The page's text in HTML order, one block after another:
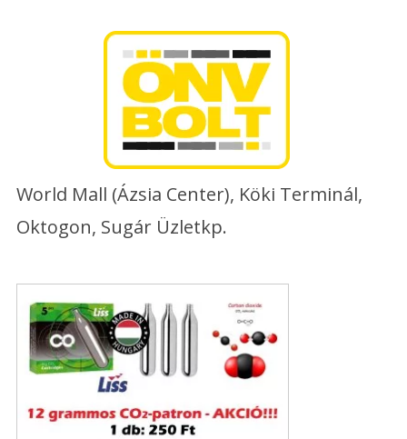
World Mall (Ázsia Center), Köki Terminál,
Oktogon, Sugár Üzletkp.